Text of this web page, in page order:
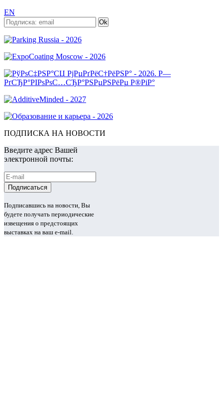
EN
ПОДПИСКА НА НОВОСТИ
Введите адрес Вашей
электронной почты:
Подписавшись на новости, Вы
будете получать периодические
извещения о предстоящих
выставках на ваш e-mail.